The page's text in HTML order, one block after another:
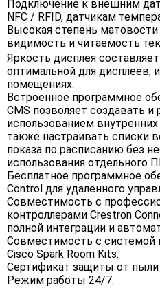
Подключение к внешним
NFC / RFID, датчикам
Высокая степень матовости
видимость и читаемость
Яркость дисплея
оптимальной для дисплеев,
помещениях.
Встроенное программное
CMS позволяет создавать
использованием
также настраивать списки
показа по расписанию без
использования отдельного
Бесплатное программное
Control для удаленного
Совместимость с
контроллерами Crestron
полной интеграции и
Совместимость с системой
Cisco Spark Room Kits.
Сертификат защиты от пыли
Режим работы 24/7.